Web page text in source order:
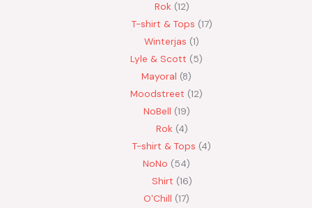
Rok 12
T-shirt & Tops 17
Winterjas 1
Lyle & Scott
5
Mayoral 8
Moodstreet 12
NoBell 19
Rok 4
T-shirt & Tops 4
NoNo
54
Shirt 16
O'Chill 17